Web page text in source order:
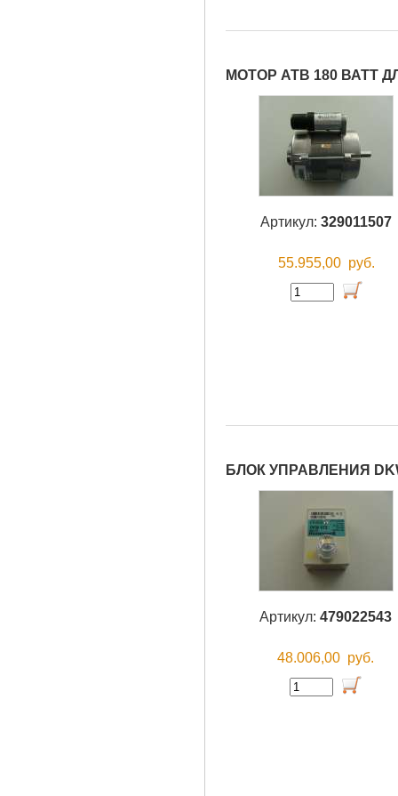
МОТОР АТВ 180 ВАТТ
Артикул: 329011507
55.955,00 руб.
БЛОК УПРАВЛЕНИЯ
Артикул: 479022543
48.006,00 руб.